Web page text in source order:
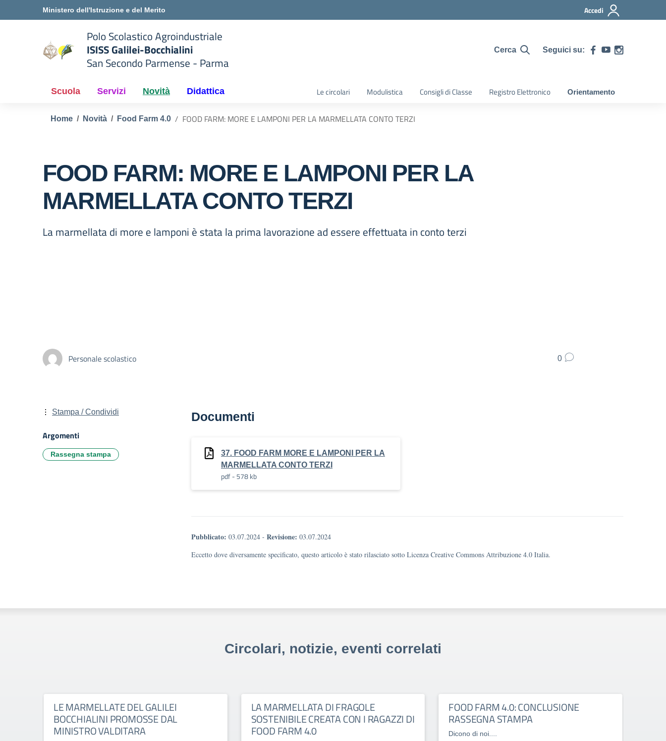
Ministero dell'Istruzione e del Merito Accedi
Polo Scolastico Agroindustriale
ISISS Galilei-Bocchialini
San Secondo Parmense - Parma
Cerca Seguici su:
Scuola Servizi Novità Didattica Le circolari Modulistica Consigli di Classe Registro Elettronico Orientamento
Home Novità Food Farm 4.0 FOOD FARM: MORE E LAMPONI PER LA MARMELLATA CONTO TERZI
FOOD FARM: MORE E LAMPONI PER LA
MARMELLATA CONTO TERZI
La marmellata di more e lamponi è stata la prima lavorazione ad essere effettuata in conto terzi
Personale scolastico 0
Documenti
37. FOOD FARM MORE E LAMPONI PER LA
MARMELLATA CONTO TERZI
pdf - 578 kb
Pubblicato: 03.07.2024 - Revisione: 03.07.2024
Eccetto dove diversamente specificato, questo articolo è stato rilasciato sotto Licenza Creative Commons Attribuzione 4.0 Italia.
Stampa / Condividi
Argomenti
Rassegna stampa
Circolari, notizie, eventi correlati
LE MARMELLATE DEL GALILEI
BOCCHIALINI PROMOSSE DAL
MINISTRO VALDITARA
LA MARMELLATA DI FRAGOLE
SOSTENIBILE CREATA CON I RAGAZZI DI
FOOD FARM 4.0
FOOD FARM 4.0: CONCLUSIONE
RASSEGNA STAMPA
Dicono di noi....